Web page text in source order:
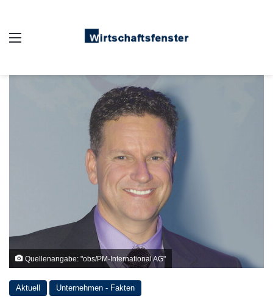
Quellenangabe: "obs/PM-International AG"
Aktuell Unternehmen - Fakten